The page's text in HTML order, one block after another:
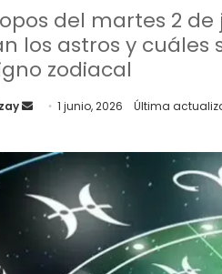
del martes 2
los astros y
zodiacal
Send
email
1 junio, 2026 Última